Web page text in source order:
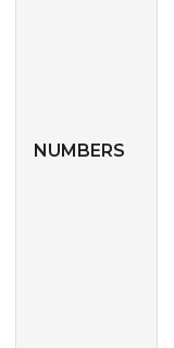
NUMBERS